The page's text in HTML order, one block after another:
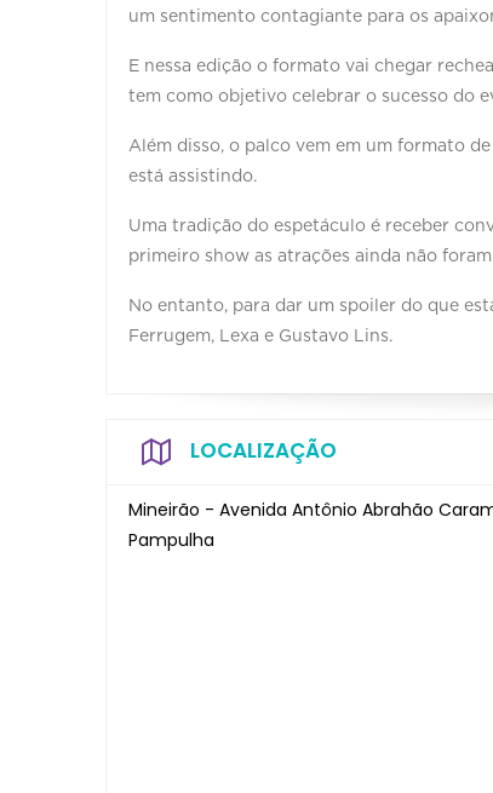
um sentimento contagiante para os
E nessa edição o formato vai chegar
tem como objetivo celebrar o sucesso do
Além disso, o palco vem em um formato
está assistindo.
Uma tradição do espetáculo é receber
primeiro show as atrações ainda não
No entanto, para dar um spoiler do que
Ferrugem, Lexa e Gustavo Lins.
LOCALIZAÇÃO
Mineirão - Avenida Antônio Abrahão
Pampulha